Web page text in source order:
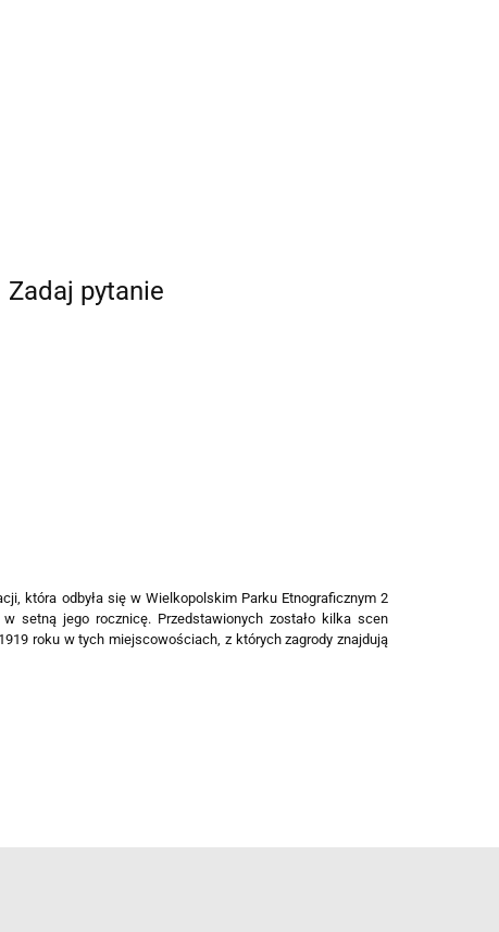
Zadaj pytanie
która odbyła się w Wielkopolskim Parku Etnograficznym 2
setną jego rocznicę. Przedstawionych zostało kilka scen
roku w tych miejscowościach, z których zagrody znajdują